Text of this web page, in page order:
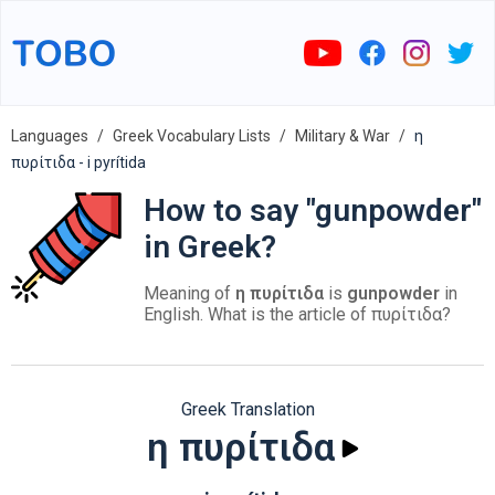
Languages Greek Vocabulary Lists Military & War
η
πυρίτιδα - i pyrítida
How to say "gunpowder"
in Greek?
Meaning of η πυρίτιδα is gunpowder in
English. What is the article of πυρίτιδα?
Greek Translation
η πυρίτιδα